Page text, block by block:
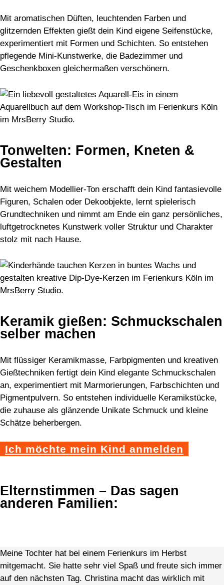
Mit aromatischen Düften, leuchtenden Farben und
glitzernden Effekten gießt dein Kind eigene Seifenstücke,
experimentiert mit Formen und Schichten. So entstehen
pflegende Mini-Kunstwerke, die Badezimmer und
Geschenkboxen gleichermaßen verschönern.
Tonwelten: Formen, Kneten &
Gestalten
Mit weichem Modellier-Ton erschafft dein Kind fantasievolle
Figuren, Schalen oder Dekoobjekte, lernt spielerisch
Grundtechniken und nimmt am Ende ein ganz persönliches,
luftgetrocknetes Kunstwerk voller Struktur und Charakter
stolz mit nach Hause.
Keramik gießen: Schmuckschalen
selber machen
Mit flüssiger Keramikmasse, Farbpigmenten und kreativen
Gießtechniken fertigt dein Kind elegante Schmuckschalen
an, experimentiert mit Marmorierungen, Farbschichten und
Pigmentpulvern. So entstehen individuelle Keramikstücke,
die zuhause als glänzende Unikate Schmuck und kleine
Schätze beherbergen.
Ich möchte mein Kind anmelden
Elternstimmen – Das sagen
anderen Familien:
Meine Tochter hat bei einem Ferienkurs im Herbst
mitgemacht. Sie hatte sehr viel Spaß und freute sich immer
auf den nächsten Tag. Christina macht das wirklich mit